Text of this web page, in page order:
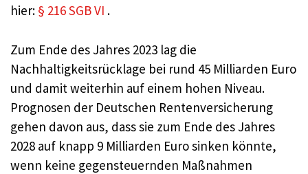
hier: § 216 SGB VI .
Zum Ende des Jahres 2023 lag die
Nachhaltigkeitsrücklage bei rund 45 Milliarden Euro
und damit weiterhin auf einem hohen Niveau.
Prognosen der Deutschen Rentenversicherung
gehen davon aus, dass sie zum Ende des Jahres
2028 auf knapp 9 Milliarden Euro sinken könnte,
wenn keine gegensteuernden Maßnahmen